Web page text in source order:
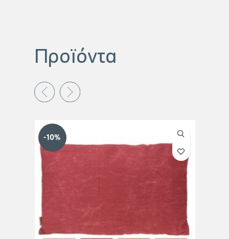
Προϊόντα
-10%